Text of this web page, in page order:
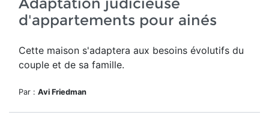
d'appartements pour ainés
Cette maison s'adaptera aux besoins évolutifs du
couple et de sa famille.
Par : Avi Friedman